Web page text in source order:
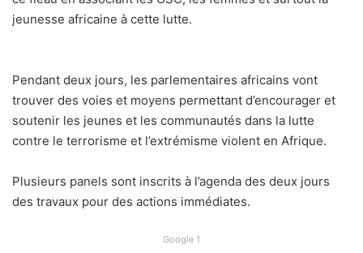
jeunesse africaine à cette lutte.
Pendant deux jours, les parlementaires africains vont
trouver des voies et moyens permettant d’encourager et
soutenir les jeunes et les communautés dans la lutte
contre le terrorisme et l’extrémisme violent en Afrique.
Plusieurs panels sont inscrits à l’agenda des deux jours
des travaux pour des actions immédiates.
Google 1